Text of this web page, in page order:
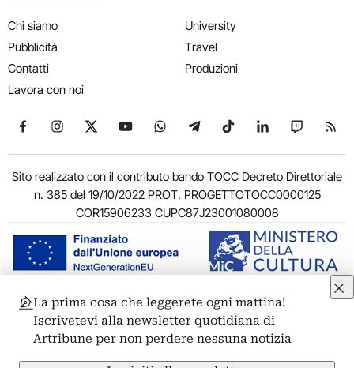
Chi siamo
Pubblicità
Contatti
Lavora con noi
University
Travel
Produzioni
Seguici su Facebook
Seguici su Instagram
Seguici su X
Seguici su YouTube
Seguici su WhatsApp
Seguici su Telegram
Seguici su TikTok
Seguici su
Seguici
Sito realizzato con il contributo bando TOCC Decreto Direttoriale
n. 385 del 19/10/2022 PROT. PROGETTOTOCC0000125
COR15906233 CUPC87J23001080008
© 2011-2026 ARTRIBUNE srl – Corso Vittorio Emanuele II, 287 –
00186 Roma - P.I. 11381581005
Privacy: Responsabile della protezione dei dati personali
ARTRIBUNE srl – Corso Vittorio Emanuele II, 287 – 00186 Roma
La prima cosa che leggerete ogni mattina!
Iscrivetevi alla newsletter quotidiana di
Artribune per non perdere nessuna notizia